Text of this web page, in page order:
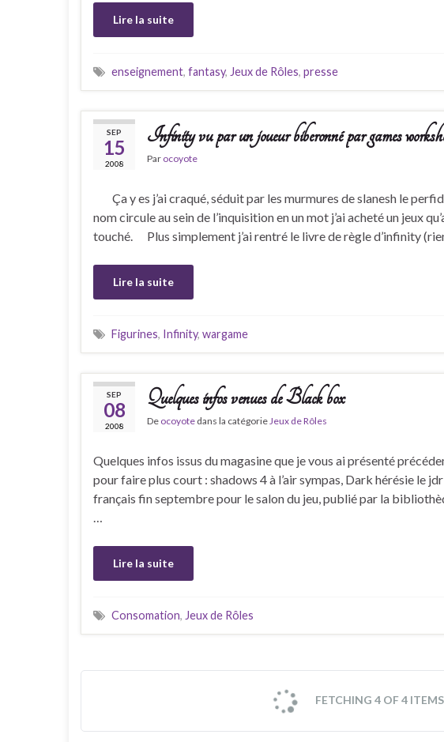
Lire la suite
enseignement, fantasy, Jeux de Rôles, presse
SEP
15
2008
Infinity vu par un joueur biberonné par games
Par ocoyote
Ça y es j’ai craqué, séduit par les murmures de slanesh le
nom circule au sein de l’inquisition en un mot j’ai acheté un jeux
touché. Plus simplement j’ai rentré le livre de règle d’infinity
Lire la suite
Figurines, Infinity, wargame
SEP
08
2008
Quelques infos venues de Black box
De ocoyote dans la catégorieJeux de Rôles
Quelques infos issus du magasine que je vous ai présenté
pour faire plus court : shadows 4 à l’air sympas, Dark hérésie le
français fin septembre pour le salon du jeu, publié par la
…
Lire la suite
Consomation, Jeux de Rôles
FETCHING 4 OF 4